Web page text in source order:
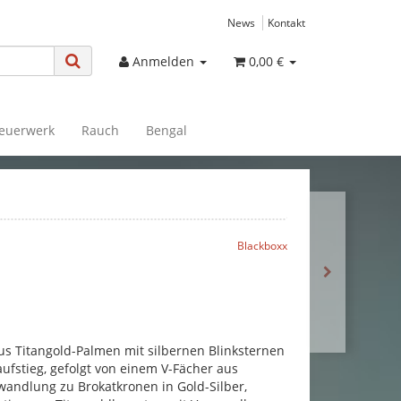
News Kontakt
Anmelden 0,00 €
Rauch Bengal
Blackboxx
Titangold-Palmen mit silbernen Blinksternen
gefolgt von einem V-Fächer aus
zu Brokatkronen in Gold-Silber,